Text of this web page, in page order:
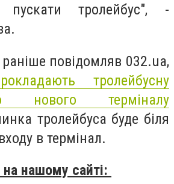
тролейбус", -
повідомляв 032.ua,
тролейбусну
нового терміналу
тролейбуса буде біля
в термінал.
нашому сайті: